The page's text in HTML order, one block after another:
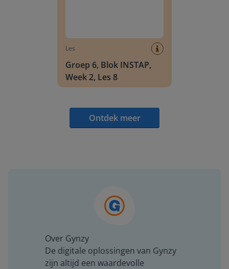
Les
Groep 6, Blok INSTAP,
Week 2, Les 8
Ontdek meer
Over Gynzy
De digitale oplossingen van Gynzy
zijn altijd een waardevolle